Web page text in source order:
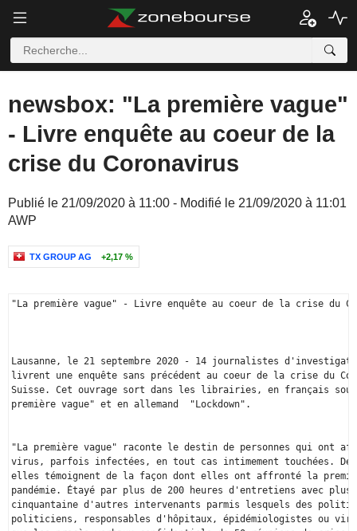
newsbox: "La première vague"
- Livre enquête au coeur de la
crise du Coronavirus
Publié le 21/09/2020 à 11:00 - Modifié le 21/09/2020 à 11:01
AWP
TX GROUP AG +2,17 %
"La première vague" - Livre enquête au coeur de la crise du
Lausanne, le 21 septembre 2020 - 14 journalistes
livrent une enquête sans précédent au coeur de la crise du
Suisse. Cet ouvrage sort dans les librairies, en français
première vague" et en allemand  "Lockdown".
"La première vague" raconte le destin de personnes qui ont
virus, parfois infectées, en tout cas intimement touchées. De
elles témoignent de la façon dont elles ont affronté la
pandémie. Étayé par plus de 200 heures d'entretiens avec plus
cinquantaine d'autres intervenants parmis lesquels des
politiciens, responsables d'hôpitaux, épidémiologistes ou